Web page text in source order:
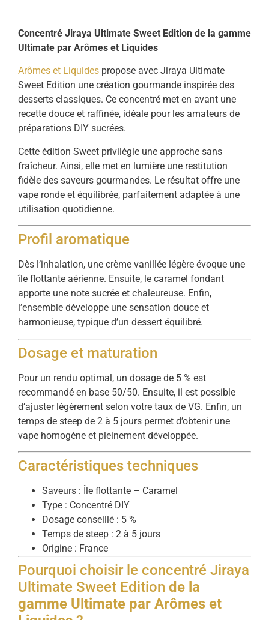
Concentré Jiraya Ultimate Sweet Edition de la gamme
Ultimate par Arômes et Liquides
Arômes et Liquides propose avec Jiraya Ultimate
Sweet Edition une création gourmande inspirée des
desserts classiques. Ce concentré met en avant une
recette douce et raffinée, idéale pour les amateurs de
préparations DIY sucrées.
Cette édition Sweet privilégie une approche sans
fraîcheur. Ainsi, elle met en lumière une restitution
fidèle des saveurs gourmandes. Le résultat offre une
vape ronde et équilibrée, parfaitement adaptée à une
utilisation quotidienne.
Profil aromatique
Dès l’inhalation, une crème vanillée légère évoque une
île flottante aérienne. Ensuite, le caramel fondant
apporte une note sucrée et chaleureuse. Enfin,
l’ensemble développe une sensation douce et
harmonieuse, typique d’un dessert équilibré.
Dosage et maturation
Pour un rendu optimal, un dosage de 5 % est
recommandé en base 50/50. Ensuite, il est possible
d’ajuster légèrement selon votre taux de VG. Enfin, un
temps de steep de 2 à 5 jours permet d’obtenir une
vape homogène et pleinement développée.
Caractéristiques techniques
Saveurs : Île flottante – Caramel
Type : Concentré DIY
Dosage conseillé : 5 %
Temps de steep : 2 à 5 jours
Origine : France
Pourquoi choisir le concentré Jiraya
Ultimate Sweet Edition de la
gamme Ultimate par Arômes et